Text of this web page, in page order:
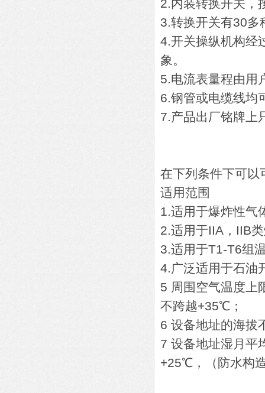
2.内装转换开关，
3.转换开关有30
4.开关操纵机构经
象。
5.电流表量程由用
6.钢管或电缆线均
7.产品出厂铭牌上
在下列条件下可以
适用范围
1.适用于爆炸性气
2.适用于IIA，IIB
3.适用于T1-T6组
4.广泛适用于石油
5 周围空气温度
不跨越+35℃；
6 设备地址的海拔
7 设备地址湿月平
+25℃，（防水构